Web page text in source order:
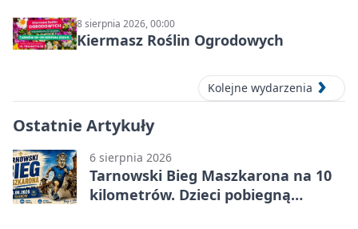
8 sierpnia 2026, 00:00
Kiermasz Roślin Ogrodowych
Kolejne wydarzenia
Ostatnie Artykuły
6 sierpnia 2026
Tarnowski Bieg Maszkarona na 10
kilometrów. Dzieci pobiegną